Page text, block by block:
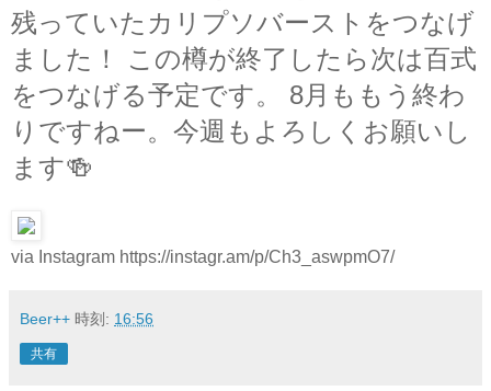
残っていたカリプソバーストをつなげ
ました！ この樽が終了したら次は百式
をつなげる予定です。 8月ももう終わ
りですねー。今週もよろしくお願いし
ます🍻
via Instagram https://instagr.am/p/Ch3_aswpmO7/
Beer++ 時刻: 16:56
共有